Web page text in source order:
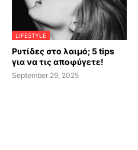
LIFESTYLE
Ρυτίδες στο λαιμό; 5 tips
για να τις αποφύγετε!
September 29, 2025